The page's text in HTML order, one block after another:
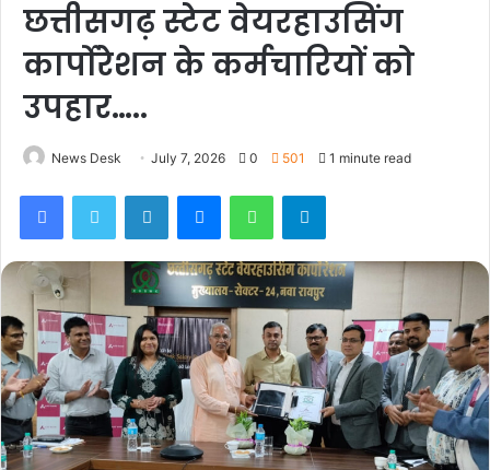
छत्तीसगढ़ स्टेट वेयरहाउसिंग
कार्पोरेशन के कर्मचारियों को
उपहार…..
News Desk July 7, 2026 0 501 1 minute read